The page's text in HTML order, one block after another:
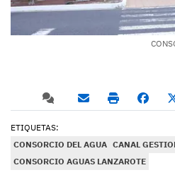
ETIQUETAS:
CONSORCIO DEL AGUA CANAL
CONSORCIO AGUAS LANZAROTE